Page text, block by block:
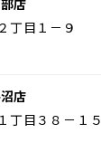
丁目１－９
店
丁目３８－１５